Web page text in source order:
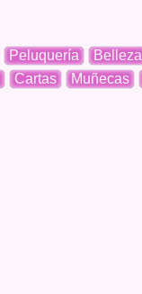
Peluquería Belleza
Cartas Muñecas